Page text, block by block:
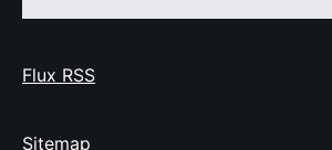
Flux RSS
Sitemap